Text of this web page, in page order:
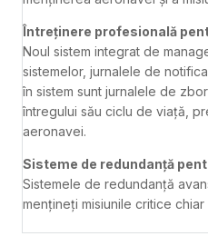
Întreținere profesională
Noul sistem integrat de
sistemelor, jurnalele de
în sistem sunt jurnalele de
întregului său ciclu de viață,
aeronavei.
Sisteme de redundanță
Sistemele de redundanță
mențineți misiunile critice